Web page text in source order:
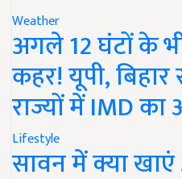
Weather
अगले 12 घंटों के
कहर! यूपी,
राज्यों में IMD
Lifestyle
सावन में क्या